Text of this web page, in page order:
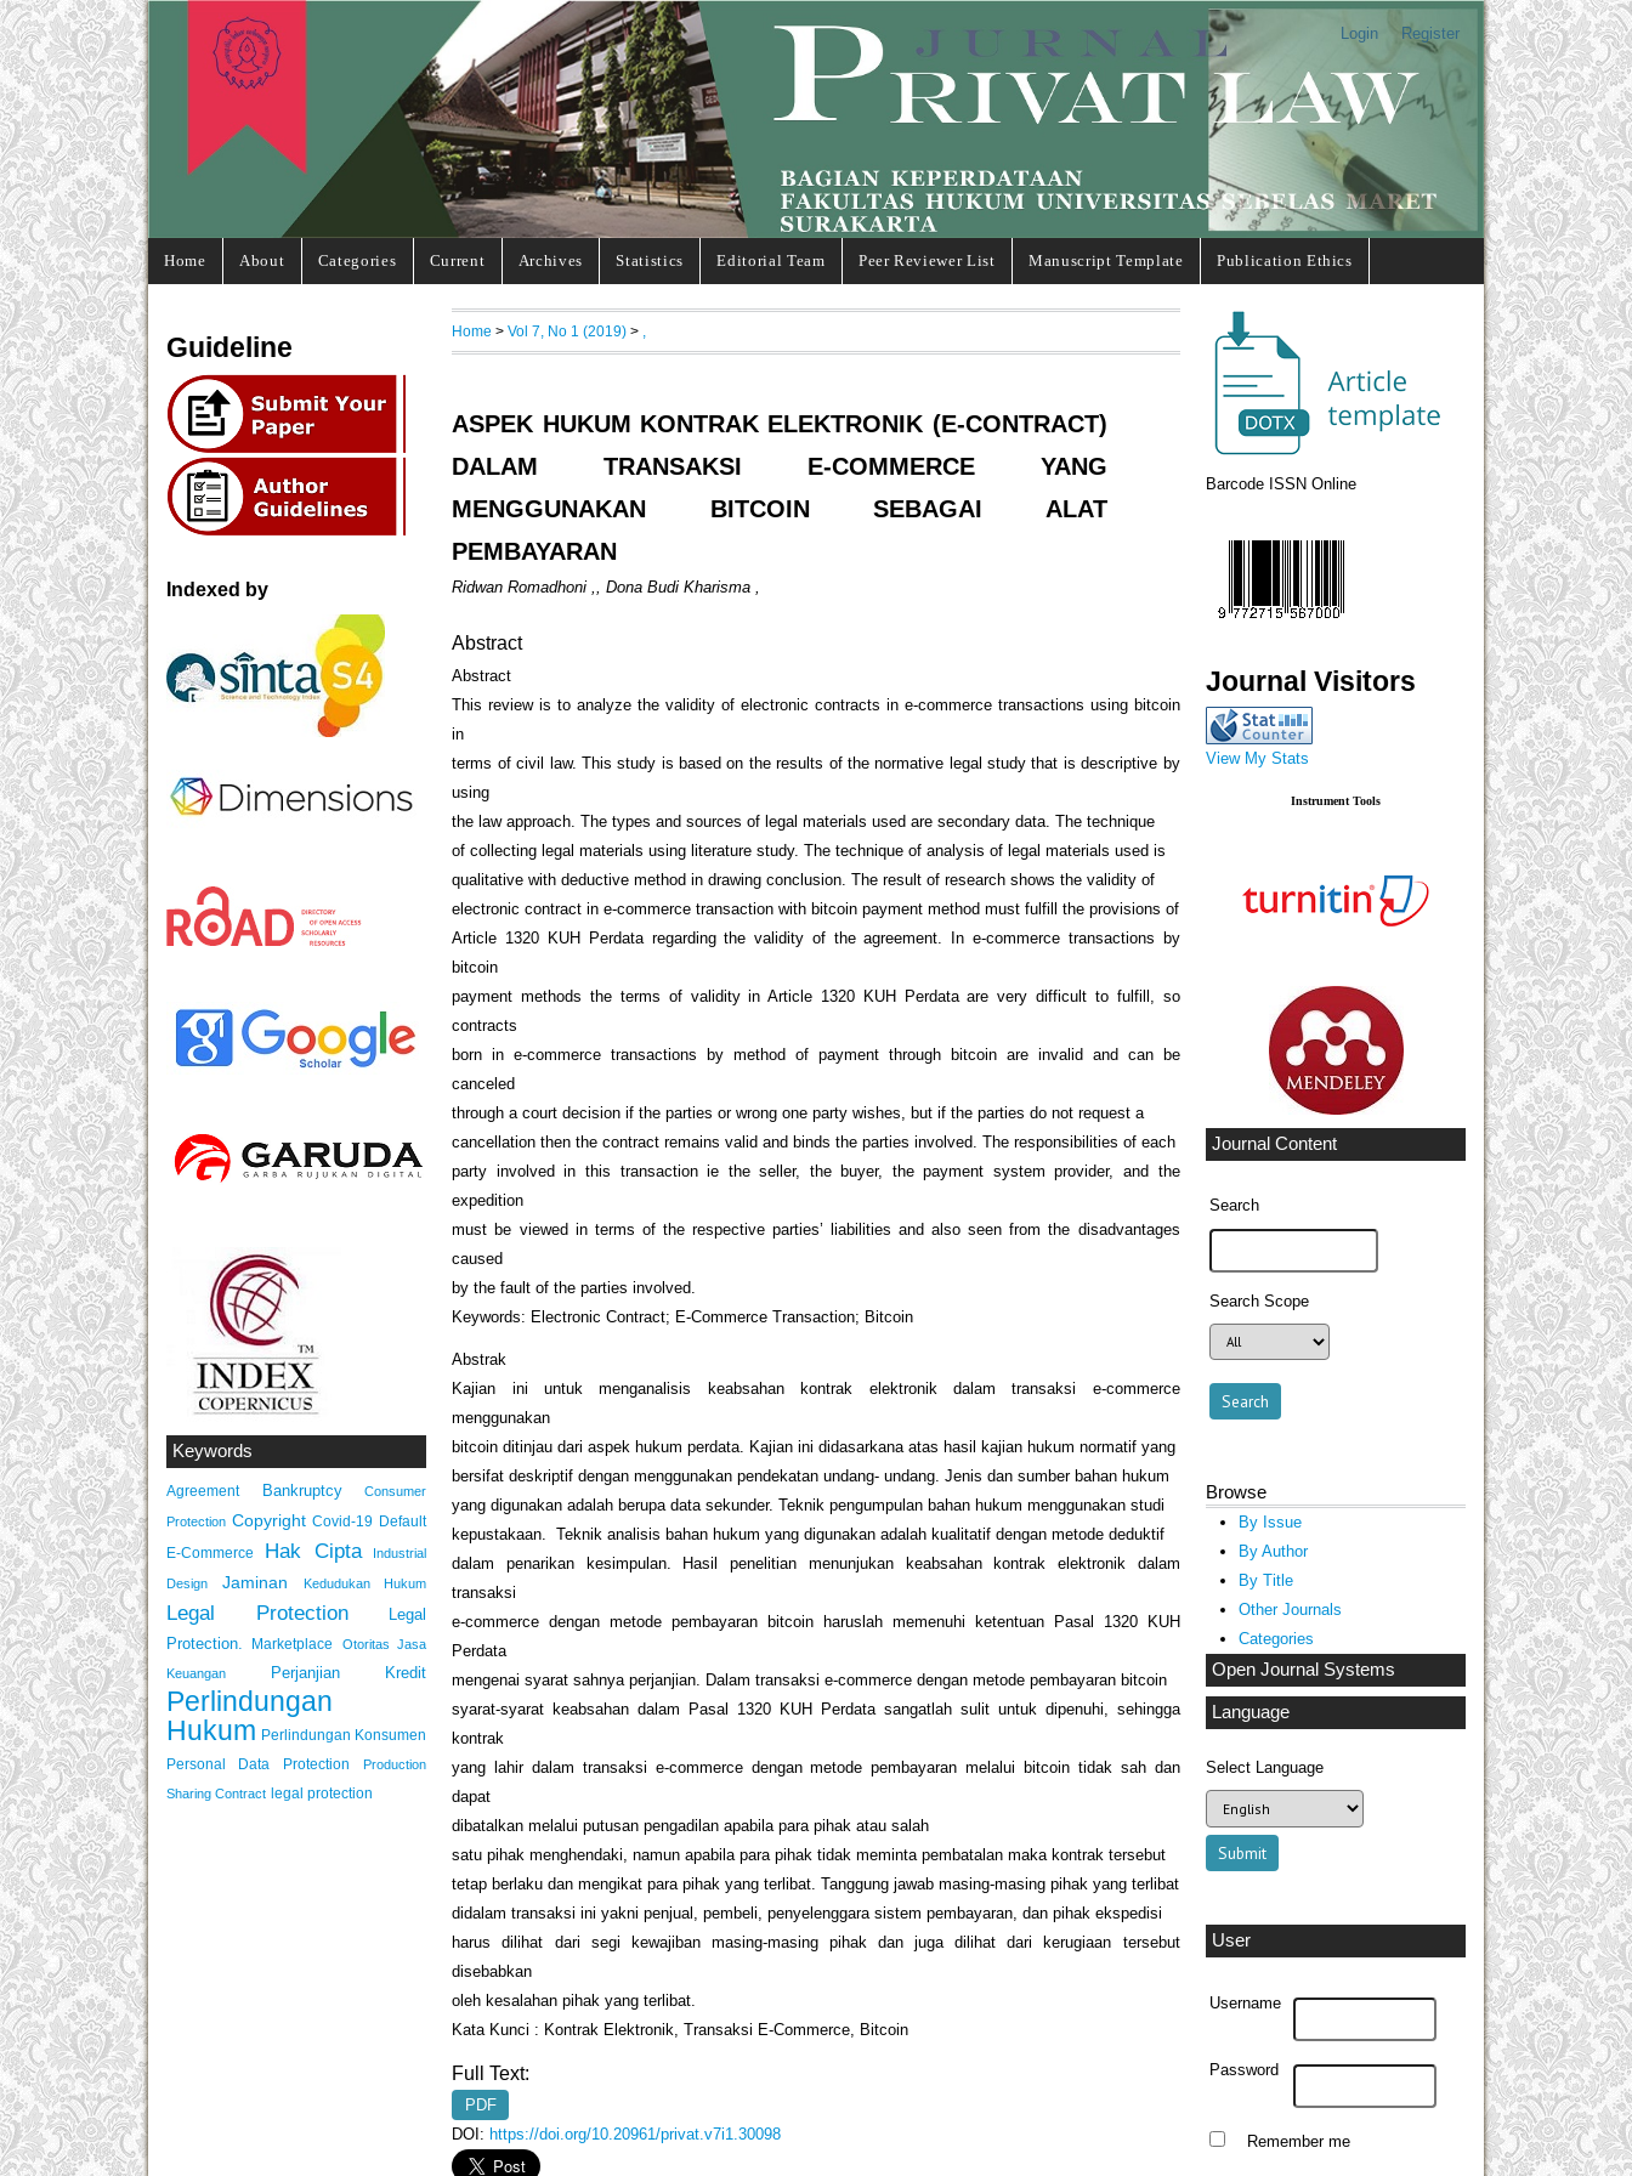
Login Register
Home About Categories Current Archives Statistics Editorial Team Peer Reviewer List Manuscript Template Publication Ethics
Barcode ISSN Online
Journal Visitors
View My Stats
Instrument Tools
Journal Content
Search
Search Scope
Browse
By Issue
By Author
By Title
Other Journals
Categories
Open Journal Systems
Language
Select Language
User
Username
Password
Remember me
Guideline
Indexed by
Keywords
Agreement Bankruptcy Consumer
Protection Copyright Covid-19 Default
E-Commerce
Hak Cipta Industrial
Design Jaminan Kedudukan Hukum
Legal Protection
Legal
Protection.
Marketplace
Otoritas Jasa
Keuangan
Perjanjian Kredit
Perlindungan
Hukum Perlindungan Konsumen
Personal Data Protection
Production
Sharing Contract legal protection
Home >Vol 7, No 1 (2019) >
ASPEK HUKUM KONTRAK ELEKTRONIK (E-CONTRACT)
DALAM TRANSAKSI E-COMMERCE YANG
MENGGUNAKAN BITCOIN SEBAGAI ALAT
PEMBAYARAN
Ridwan Romadhoni ,, Dona Budi Kharisma ,
Abstract
Abstract
This review is to analyze the validity of electronic contracts in e-commerce transactions using bitcoin
in
terms of civil law. This study is based on the results of the normative legal study that is descriptive by
using
the law approach. The types and sources of legal materials used are secondary data. The technique
of collecting legal materials using literature study. The technique of analysis of legal materials used is
qualitative with deductive method in drawing conclusion. The result of research shows the validity of
electronic contract in e-commerce transaction with bitcoin payment method must fulfill the provisions of
Article 1320 KUH Perdata regarding the validity of the agreement. In e-commerce transactions by
bitcoin
payment methods the terms of validity in Article 1320 KUH Perdata are very difficult to fulfill, so
contracts
born in e-commerce transactions by method of payment through bitcoin are invalid and can be
canceled
through a court decision if the parties or wrong one party wishes, but if the parties do not request a
cancellation then the contract remains valid and binds the parties involved. The responsibilities of each
party involved in this transaction ie the seller, the buyer, the payment system provider, and the
expedition
must be viewed in terms of the respective parties’ liabilities and also seen from the disadvantages
caused
by the fault of the parties involved.
Keywords: Electronic Contract; E-Commerce Transaction; Bitcoin
Abstrak
Kajian ini untuk menganalisis keabsahan kontrak elektronik dalam transaksi e-commerce
menggunakan
bitcoin ditinjau dari aspek hukum perdata. Kajian ini didasarkana atas hasil kajian hukum normatif yang
bersifat deskriptif dengan menggunakan pendekatan undang- undang. Jenis dan sumber bahan hukum
yang digunakan adalah berupa data sekunder. Teknik pengumpulan bahan hukum menggunakan studi
kepustakaan. Teknik analisis bahan hukum yang digunakan adalah kualitatif dengan metode deduktif
dalam penarikan kesimpulan. Hasil penelitian menunjukan keabsahan kontrak elektronik dalam
transaksi
e-commerce dengan metode pembayaran bitcoin haruslah memenuhi ketentuan Pasal 1320 KUH
Perdata
mengenai syarat sahnya perjanjian. Dalam transaksi e-commerce dengan metode pembayaran bitcoin
syarat-syarat keabsahan dalam Pasal 1320 KUH Perdata sangatlah sulit untuk dipenuhi, sehingga
kontrak
yang lahir dalam transaksi e-commerce dengan metode pembayaran melalui bitcoin tidak sah dan
dapat
dibatalkan melalui putusan pengadilan apabila para pihak atau salah
satu pihak menghendaki, namun apabila para pihak tidak meminta pembatalan maka kontrak tersebut
tetap berlaku dan mengikat para pihak yang terlibat. Tanggung jawab masing-masing pihak yang terlibat
didalam transaksi ini yakni penjual, pembeli, penyelenggara sistem pembayaran, dan pihak ekspedisi
harus dilihat dari segi kewajiban masing-masing pihak dan juga dilihat dari kerugiaan tersebut
disebabkan
oleh kesalahan pihak yang terlibat.
Kata Kunci : Kontrak Elektronik, Transaksi E-Commerce, Bitcoin
Full Text:
PDF
DOI: https://doi.org/10.20961/privat.v7i1.30098